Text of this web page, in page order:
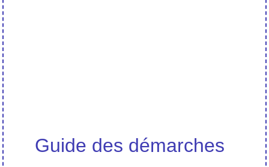
Guide des démarches